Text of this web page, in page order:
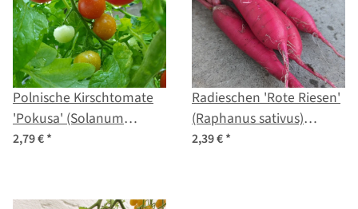
Polnische Kirschtomate
'Pokusa' (Solanum
lycopersicum) Bio Samen
2,79 €*
Radieschen 'Rote Riesen'
(Raphanus sativus)
Samen
2,39 €*